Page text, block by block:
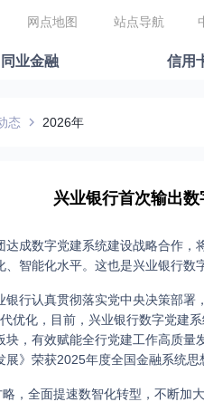
网点地图 站点导航
同业金融 信用
态 2026年
兴业银行首次输出
成数字党建系统建设战略合作，
智能化水平。这也是兴业银行数
行认真贯彻落实党中央决策部
优化，目前，兴业银行数字党建
，有效赋能全行党建工作高质量
》荣获2025年度全国金融系统思
，全面提速数智化转型，不断